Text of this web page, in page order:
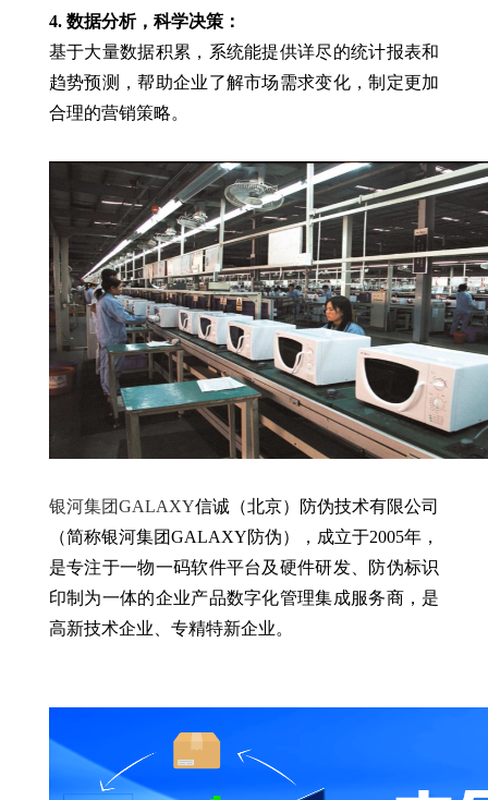
4. 数据分析，科学决策：
基于大量数据积累，系统能提供详尽的统计报表和
趋势预测，帮助企业了解市场需求变化，制定更加
合理的营销策略。
银河集团GALAXY信诚（北京）防伪技术有限公司
（简称银河集团GALAXY防伪），成立于2005年，
是专注于一物一码软件平台及硬件研发、防伪标识
印制为一体的企业产品数字化管理集成服务商，是
高新技术企业、专精特新企业。